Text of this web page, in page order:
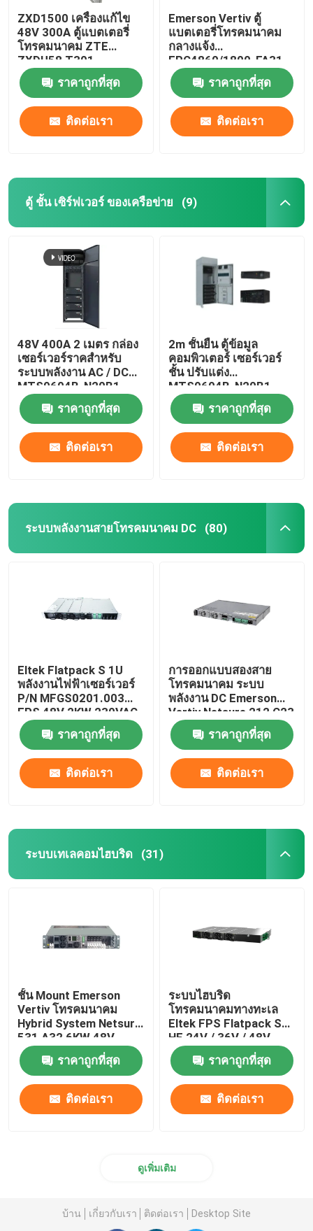
ZXD1500 เครื่องแก้ไข
48V 300A ตู้แบตเตอรี่
โทรคมนาคม ZTE
ZXDU58 T301
ราคาถูกที่สุด
ติดต่อเรา
Emerson Vertiv ตู้
แบตเตอรี่โทรคมนาคม
กลางแจ้ง
EPC4860/1800-FA31
IP55
ราคาถูกที่สุด
ติดต่อเรา
ตู้ ชั้น เซิร์ฟเวอร์ ของเครือข่าย (9)
48V 400A 2 เมตร กล่อง
เซอร์เวอร์ราคสําหรับ
ระบบพลังงาน AC / DC
MTS9604B-N20B1
ราคาถูกที่สุด
ติดต่อเรา
2m ชั้นยืน ตู้ข้อมูล
คอมพิวเตอร์ เซอร์เวอร์
ชั้น ปรับแต่ง
MTS9604B-N20B1
ราคาถูกที่สุด
ติดต่อเรา
ระบบพลังงานสายโทรคมนาคม DC (80)
Eltek Flatpack S 1U
พลังงานไฟฟ้าเซอร์เวอร์
P/N MFGS0201.003
FPS 48V 2KW 230VAC
BD
ราคาถูกที่สุด
ติดต่อเรา
การออกแบบสองสาย
โทรคมนาคม ระบบ
พลังงาน DC Emerson
Vertiv Netsure 212 C23
20A 48V
ราคาถูกที่สุด
ติดต่อเรา
ระบบเทเลคอมไฮบริด (31)
ชั้น Mount Emerson
Vertiv โทรคมนาคม
Hybrid System Netsure
531 A32 6KW 48V
ระบบพลังงานแบบ DC
ราคาถูกที่สุด
ติดต่อเรา
ระบบไฮบริด
โทรคมนาคมทางทะเล
Eltek FPS Flatpack S
HE 24V / 36V / 48V
ราคาถูกที่สุด
ติดต่อเรา
ดูเพิ่มเติม
บ้าน เกี่ยวกับเรา ติดต่อเรา Desktop Site